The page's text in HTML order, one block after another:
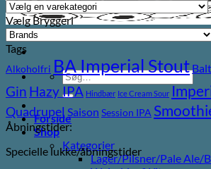
Søg
efter:
Forside
Shop
Kategorier
Lager/Pilsner/Pale Ale/
Vælg Bryggeri
Tags
Alkoholfri BA Imperial Stout
Gin Hazy IPA Hindbær Ice Cream Sour
Quadrupel Saison Session IPA
Åbningstider:
Specielle lukke/åbningstider